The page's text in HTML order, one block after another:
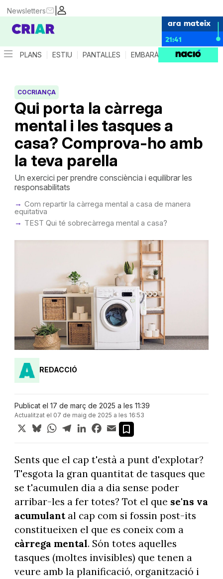
|
Newsletters
ara mateix
21:41
PLANS ESTIU PANTALLES EMBARÀS CRIANÇA
Qui porta la càrrega
mental i les tasques a
casa? Comprova-ho amb
la teva parella
COCRIANÇA
Un exercici per prendre consciència i equilibrar les
responsabilitats
Com repartir la càrrega mental a casa de manera
equitativa
TEST Qui té sobrecàrrega mental a casa?
REDACCIÓ
Publicat el 17 de març de 2025 a les 11:39
Actualitzat el 07 de maig de 2025 a les 16:53
X BlueskyWhatsApp
TelegramLinkedInFacebook
Email
Sents que el cap t'està a punt d'explotar?
T'esgota la gran quantitat de tasques que
se t'acumulen dia a dia sense poder
arribar-les a fer totes? Tot el que se'ns va
acumulantal cap com si fossin post-its
constitueixen el que es coneix com a
càrrega mental. Són totes aquelles
tasques (moltes invisibles) que tenen a
veure amb la planificació, organització i